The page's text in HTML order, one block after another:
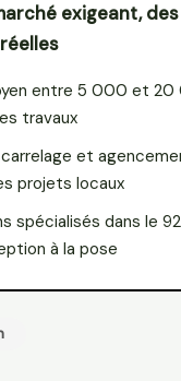
exigeant,
entre 5 000 et
travaux
et
projets locaux
spécialisés dans le
à la pose